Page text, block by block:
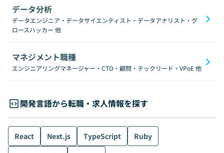
データ分析
データエンジニア・データサイエンティスト・データアナリスト・グ
ロースハッカー 他
マネジメント職種
エンジニアリングマネージャー・CTO・顧問・テックリード・VPoE他
開発言語から転職・求人情報を探す
React Next.js TypeScript
Ruby